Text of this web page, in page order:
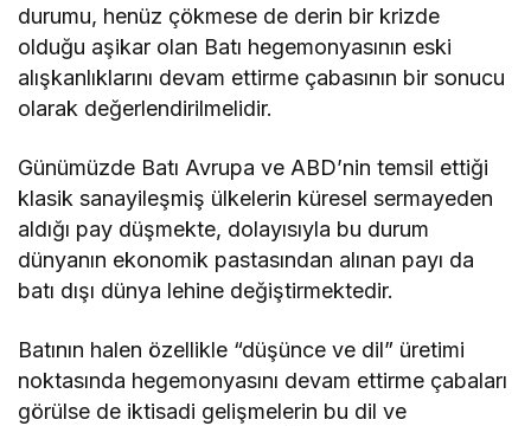
durumu, henüz çökmese de derin bir krizde
olduğu aşikar olan Batı hegemonyasının eski
alışkanlıklarını devam ettirme çabasının bir sonucu
olarak değerlendirilmelidir.
Günümüzde Batı Avrupa ve ABD’nin temsil ettiği
klasik sanayileşmiş ülkelerin küresel sermayeden
aldığı pay düşmekte, dolayısıyla bu durum
dünyanın ekonomik pastasından alınan payı da
batı dışı dünya lehine değiştirmektedir.
Batının halen özellikle “düşünce ve dil” üretimi
noktasında hegemonyasını devam ettirme çabaları
görülse de iktisadi gelişmelerin bu dil ve